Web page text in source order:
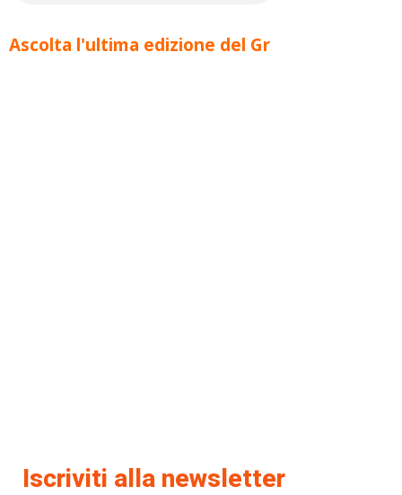
Ascolta l'ultima edizione del Gr
Iscriviti alla newsletter